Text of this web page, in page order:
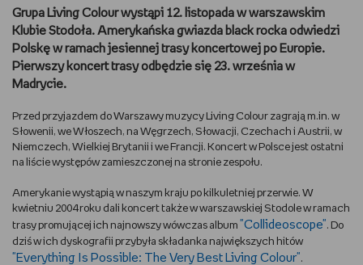
TRENUJĘ
URZĄDZAM I DEKORUJĘ
MAM ZWIERZĘTA
PASJE DZIECKA
GRAM
RYSUJĘ
PORADNIKI
Grupa Living Colour wystąpi 12. listopada w warszawskim
Klubie Stodoła. Amerykańska gwiazda black rocka odwiedzi
Polskę w ramach jesiennej trasy koncertowej po Europie.
Pierwszy koncert trasy odbędzie się 23. września w
Madrycie.
Przed przyjazdem do Warszawy muzycy Living Colour zagrają m.in. w
Słowenii, we Włoszech, na Węgrzech, Słowacji, Czechach i Austrii, w
Niemczech, Wielkiej Brytanii i we Francji. Koncert w Polsce jest ostatni
na liście występów zamieszczonej na stronie zespołu.
Amerykanie wystąpią w naszym kraju po kilkuletniej przerwie. W
kwietniu 2004 roku dali koncert także w warszawskiej Stodole w ramach
trasy promującej ich najnowszy wówczas album "Collideoscope". Do
dziś w ich dyskografii przybyła składanka największych hitów
"Everything Is Possible: The Very Best Living Colour".